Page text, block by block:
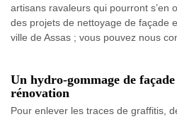
artisans ravaleurs qui pourront s’en
des projets de nettoyage de façade
ville de Assas ; vous pouvez nous
Un hydro-gommage de
rénovation
Pour enlever les traces de graffitis,